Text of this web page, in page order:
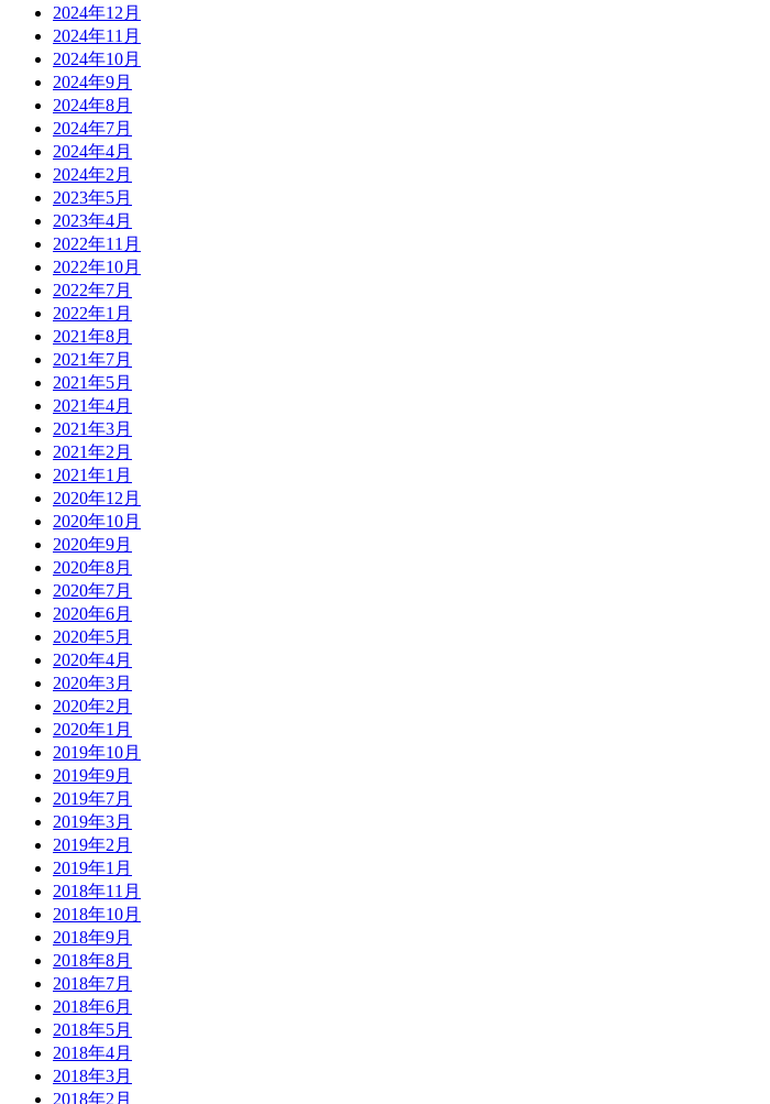
2024年12月
2024年11月
2024年10月
2024年9月
2024年8月
2024年7月
2024年4月
2024年2月
2023年5月
2023年4月
2022年11月
2022年10月
2022年7月
2022年1月
2021年8月
2021年7月
2021年5月
2021年4月
2021年3月
2021年2月
2021年1月
2020年12月
2020年10月
2020年9月
2020年8月
2020年7月
2020年6月
2020年5月
2020年4月
2020年3月
2020年2月
2020年1月
2019年10月
2019年9月
2019年7月
2019年3月
2019年2月
2019年1月
2018年11月
2018年10月
2018年9月
2018年8月
2018年7月
2018年6月
2018年5月
2018年4月
2018年3月
2018年2月